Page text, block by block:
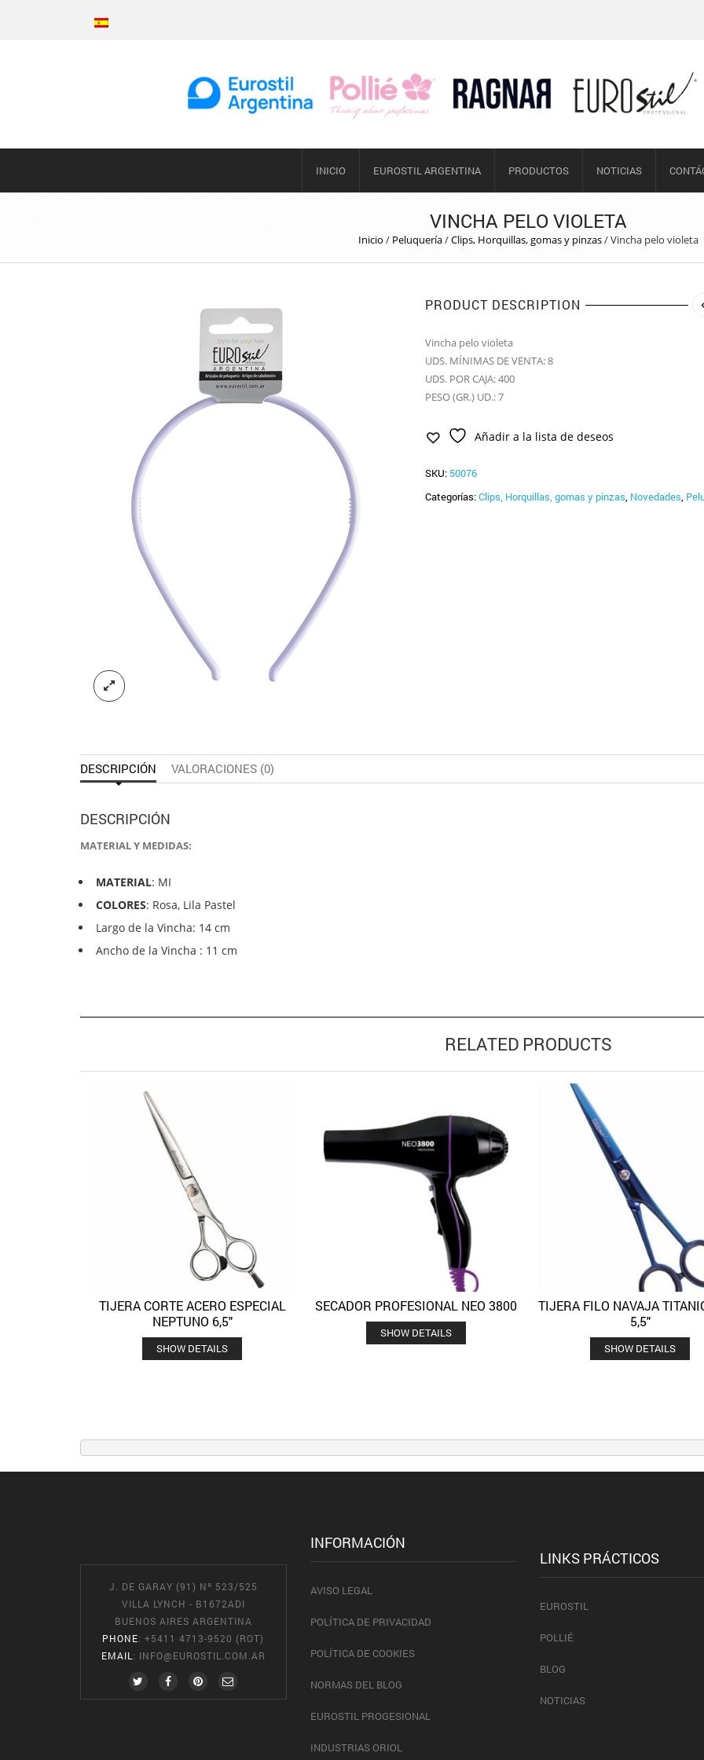
INICIO EUROSTIL ARGENTINA PRODUCTOS NOTICIAS
VINCHA PELO VIOLETA
Inicio / Peluquería/Clips, Horquillas, gomas y pinzas/Vincha pelo violeta
PRODUCT DESCRIPTION
Vincha pelo violeta
UDS. MÍNIMAS DE VENTA: 8
UDS. POR CAJA: 400
PESO (GR.) UD.: 7
Añadir a la lista de deseos
SKU: 50076
Categorías:Clips, Horquillas, gomas y pinzas, Novedades,
DESCRIPCIÓN VALORACIONES (0)
DESCRIPCIÓN
MATERIAL Y MEDIDAS:
MATERIAL: MI
COLORES: Rosa, Lila Pastel
Largo de la Vincha: 14 cm
Ancho de la Vincha : 11 cm
RELATED PRODUCTS
Añadir a la lista de deseos Quick View
TIJERA CORTE ACERO ESPECIAL
NEPTUNO 6,5″
SHOW DETAILS
Añadir a la lista de deseos Quick View
SECADOR PROFESIONAL NEO 3800
SHOW DETAILS
Añadir a la lista de deseos Quick
TIJERA FILO NAVAJA
5,5″
SHOW DETAILS
J. DE GARAY (91) Nº 523/525
VILLA LYNCH - B1672ADI
BUENOS AIRES ARGENTINA
PHONE: +5411 4713-9520 (ROT)
EMAIL : INFO@EUROSTIL.COM.AR
INFORMACIÓN
AVISO LEGAL
POLÍTICA DE PRIVACIDAD
POLÍTICA DE COOKIES
NORMAS DEL BLOG
EUROSTIL PROGESIONAL
INDUSTRIAS ORIOL
LINKS PRÁCTICOS
EUROSTIL
POLLIÉ
BLOG
NOTICIAS